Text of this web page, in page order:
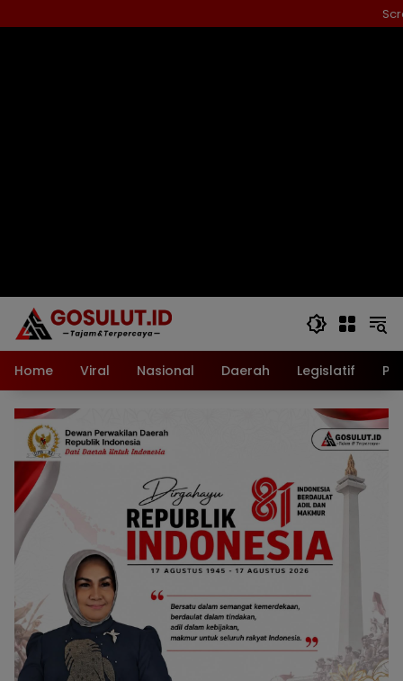
ke
Home Viral Nasional Daerah Legislatif